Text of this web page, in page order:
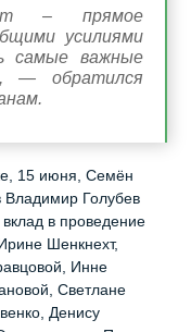
– прямое
усилиями
самые важные
— обратился
15 июня, Семён
Владимир Голубев
в проведение
Шенкнехт,
Инне
Светлане
Денису